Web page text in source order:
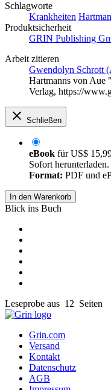
Schlagworte
Krankheiten
Produktsicherheit
GRIN Publishing
Arbeit zitieren
Gwendolyn Schrott
Hartmanns von Aue
Verlag, https://
Schließen
eBook fürUS$
Sofort
Format: PDF und
In den Warenkorb
Blick ins Buch
Leseprobe aus 12 Seiten
Grin.com
Versand
Kontakt
Datenschutz
AGB